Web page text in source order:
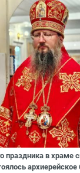
праздника в храме